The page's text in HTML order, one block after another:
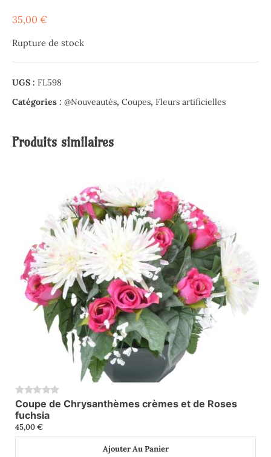
35,00 €
Rupture de stock
UGS : FL598
Catégories : @Nouveautés, Coupes, Fleurs artificielles
Produits similaires
0
Coupe de Chrysanthèmes crèmes et de Roses
fuchsia
45,00€
Ajouter Au Panier